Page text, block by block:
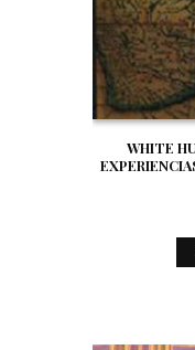
WHITE